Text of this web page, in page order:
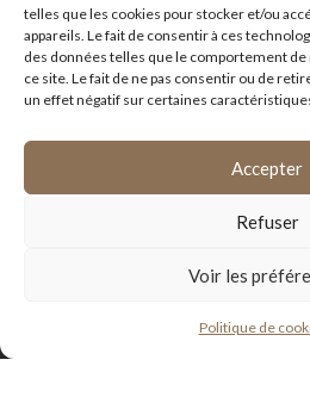
telles que les cookies pour stocker et/ou
appareils. Le fait de consentir à ces
des données telles que le comportement de
ce site. Le fait de ne pas consentir ou de
un effet négatif sur certaines
Accepter
Refuser
Voir les
Politique de
Règlement intérieur
Qualiopi
POLITIQUE DE